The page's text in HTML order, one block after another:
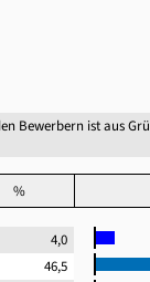
Bewerbern ist aus
%
4,0
46,5